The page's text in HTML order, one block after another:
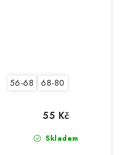
56-68 68-80
Skladem
55 Kč